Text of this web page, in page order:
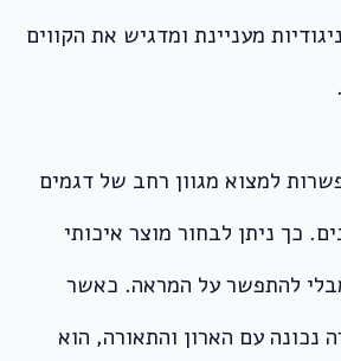
מעניינת ומדגיש את הקווים
למצוא מגוון רחב של דגמים
כך ניתן לבחור מוצר איכותי
להתפשר על המראה. כאשר
נכונה עם הארון והתאורה, הוא